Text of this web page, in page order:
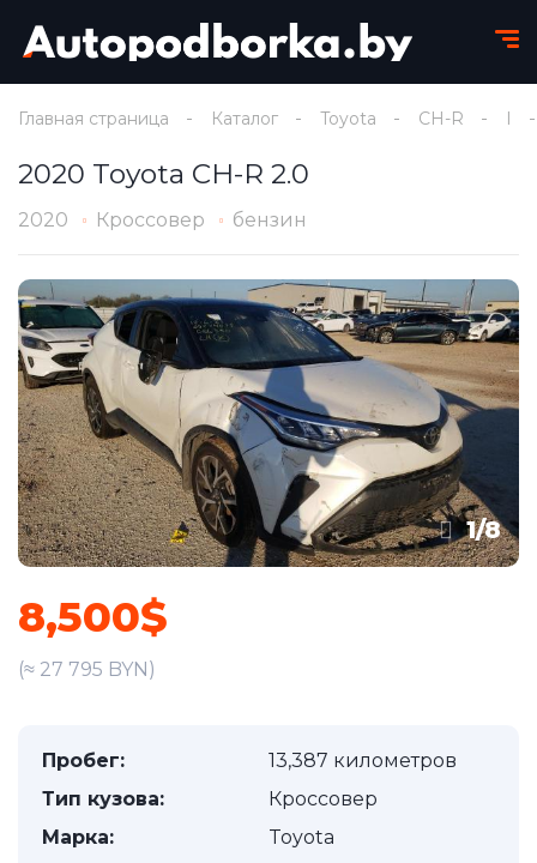
Главная страница Каталог Toyota CH-R I
2020 Toyota CH-R 2.0
2020 Кроссовер бензин
1/8
8,500$
(≈ 27 795 BYN)
Пробег:
13,387 километров
Тип кузова:
Кроссовер
Марка:
Toyota